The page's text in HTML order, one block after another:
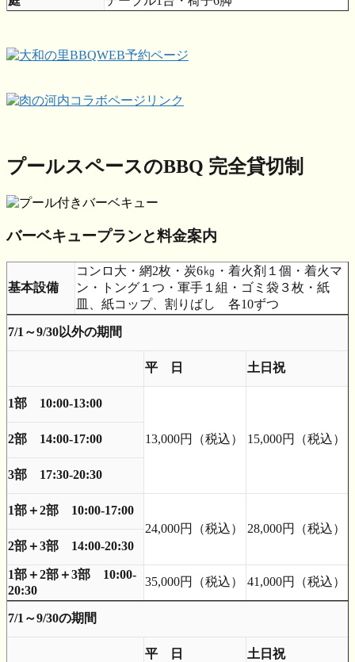
プールスペースのBBQ 完全貸切制
バーベキュープランと料金案内
基本設備
コンロ大・網2枚・炭6㎏・着火剤１個・着火マ
ン・トング１つ・軍手１組・ゴミ袋３枚・紙
皿、紙コップ、割りばし 各10ずつ
7/1～9/30以外の期間
平 日 土日祝
1部 10:00-13:00
13,000円（税込） 15,000円（税込）
2部 14:00-17:00
3部 17:30-20:30
1部＋2部 10:00-17:00
24,000円（税込）
28,000円（税込）
2部＋3部 14:00-20:30
1部＋2部＋3部 10:00-
20:30
35,000円（税込） 41,000円（税込）
7/1～9/30の期間
平 日 土日祝